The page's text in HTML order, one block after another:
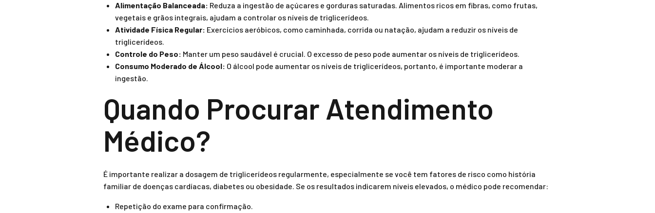
Alimentação Balanceada: Reduza a ingestão de açúcares e gorduras saturadas. Alimentos ricos em fibras, como frutas,
vegetais e grãos integrais, ajudam a controlar os níveis de triglicerídeos.
Atividade Física Regular: Exercícios aeróbicos, como caminhada, corrida ou natação, ajudam a reduzir os níveis de
triglicerídeos.
Controle do Peso: Manter um peso saudável é crucial. O excesso de peso pode aumentar os níveis de triglicerídeos.
Consumo Moderado de Álcool: O álcool pode aumentar os níveis de triglicerídeos, portanto, é importante moderar a
ingestão.
Quando Procurar Atendimento
Médico?
É importante realizar a dosagem de triglicerídeos regularmente, especialmente se você tem fatores de risco como história
familiar de doenças cardíacas, diabetes ou obesidade. Se os resultados indicarem níveis elevados, o médico pode recomendar:
Repetição do exame para confirmação.